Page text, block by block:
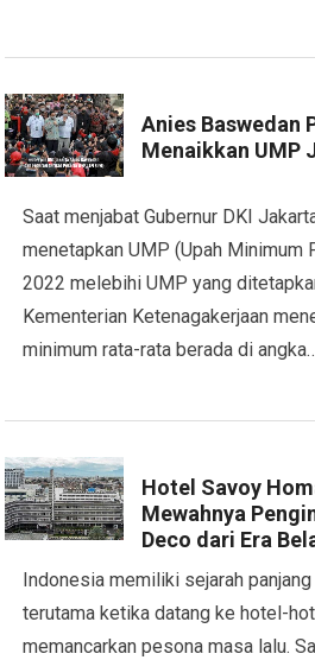
Anies Baswedan
Menaikkan UMP
Saat menjabat Gubernur DKI
menetapkan UMP (Upah Minimum
2022 melebihi UMP yang
Kementerian Ketenagakerjaan
minimum rata-rata berada di
Hotel Savoy
Mewahnya
Deco dari Era
Indonesia memiliki sejarah
terutama ketika datang ke hotel-
memancarkan pesona masa lalu.